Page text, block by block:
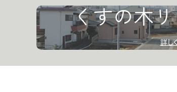
くすの木
詳し